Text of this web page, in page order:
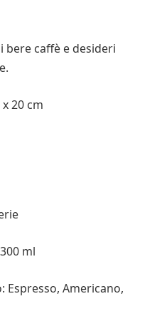
bere caffè e desideri
20 cm
ml
Espresso, Americano,